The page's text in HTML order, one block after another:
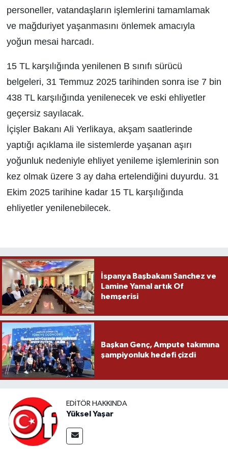
personeller, vatandaşların işlemlerini tamamlamak
ve mağduriyet yaşanmasını önlemek amacıyla
yoğun mesai harcadı.
15 TL karşılığında yenilenen B sınıfı sürücü
belgeleri, 31 Temmuz 2025 tarihinden sonra ise 7 bin
438 TL karşılığında yenilenecek ve eski ehliyetler
geçersiz sayılacak.
İçişler Bakanı Ali Yerlikaya, akşam saatlerinde
yaptığı açıklama ile sistemlerde yaşanan aşırı
yoğunluk nedeniyle ehliyet yenileme işlemlerinin son
kez olmak üzere 3 ay daha ertelendiğini duyurdu. 31
Ekim 2025 tarihine kadar 15 TL karşılığında
ehliyetler yenilenebilecek.
İspanya Başbakanı Sanchez ve
Lamine Yamal artık Of
hemşerisi
Başkan Genç, Ampute takımına
şampiyonluk hedefi çizdi
EDITÖR HAKKINDA
Yüksel Yaşar